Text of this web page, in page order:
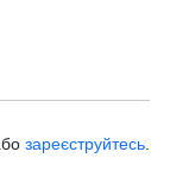
зареєструйтесь